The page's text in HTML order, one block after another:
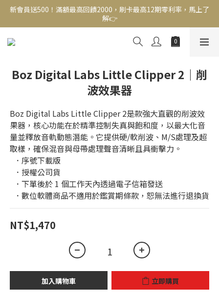
新會員送500！滿額最高回饋2000，刷卡最高12期零利率，馬上了
解👉
新會員送500！滿額最高回饋2000，刷卡最高12期零利率，馬上了
解👉
結帳頁選zingala銀角零卡分期，輕鬆打包
解👉
Boz Digital Labs Little Clipper 2｜削
波效果器
Boz Digital Labs Little Clipper 2是款強大直觀的削波效
果器，核心功能在於精準控制失真與飽和度，以最大化音
量並釋放音軌動態潛能。它提供硬/軟削波、M/S處理及超
取樣，確保混音與母帶處理聲音清晰且具衝擊力。
  ．序號下載版
  ．授權公司貨
  ．下單後於 1 個工作天內透過電子信箱發送
  ．數位軟體商品不適用於鑑賞期條款，恕無法進行退換貨
NT$1,470
加入購物車 立即購買